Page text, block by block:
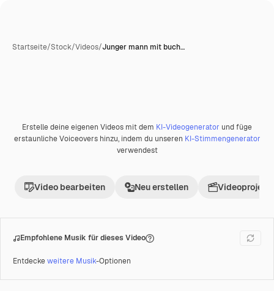
Startseite/Stock/Videos/Junger mann mit buch…
Premium
Erstelle deine eigenen Videos mit dem KI-Videogenerator und füge
erstaunliche Voiceovers hinzu, indem du unseren KI-Stimmengenerator
verwendest
Video bearbeiten Neu erstellen Videoprojekt
Empfohlene Musik für dieses Video
Entdeckeweitere Musik-Optionen